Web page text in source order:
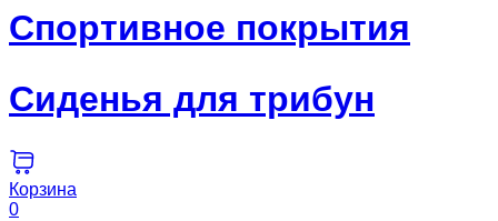
Спортивное покрытия
Сиденья для трибун
Корзина
0